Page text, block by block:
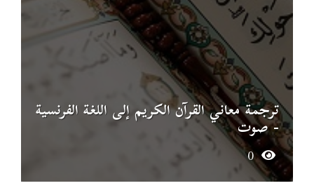
ترجمة معاني القرآن الكريم إلى اللغة الفرنسية
- صوت
0